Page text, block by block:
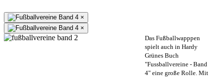
×
×
Das Fußballwapppen
spielt auch in Hardy
Grünes Buch
"Fussballvereine - Band
4" eine große Rolle. Mit